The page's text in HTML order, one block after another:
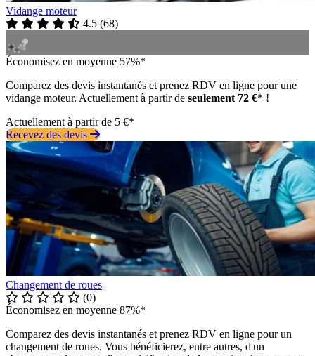
Vidange moteur
4.5 (68)
Économisez en moyenne 57%*
Comparez des devis instantanés et prenez RDV en ligne pour une
vidange moteur. Actuellement à partir de seulement 72 €* !
Actuellement à partir de 5 €*
Recevez des devis
Changement de roues
(0)
Économisez en moyenne 87%*
Comparez des devis instantanés et prenez RDV en ligne pour un
changement de roues. Vous bénéficierez, entre autres, d'un